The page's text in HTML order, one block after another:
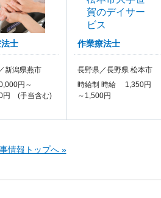
士
新潟県燕市
円～
円 (手当含む)
作業療法士
長野県／長野県 松本市
時給制 時給 1,350円
～1,500円
情報トップへ »